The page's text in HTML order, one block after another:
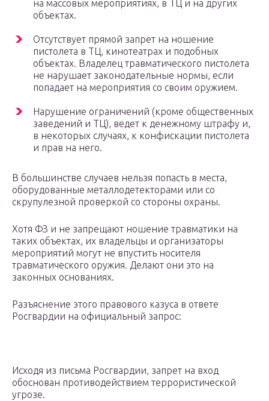
на массовых мероприятиях, в ТЦ и на других
объектах.
Отсутствует прямой запрет на ношение
пистолета в ТЦ, кинотеатрах и подобных
объектах. Владелец травматического пистолета
не нарушает законодательные нормы, если
попадает на мероприятия со своим оружием.
Нарушение ограничений (кроме общественных
заведений и ТЦ), ведет к денежному штрафу и,
в некоторых случаях, к конфискации пистолета
и прав на него.
В большинстве случаев нельзя попасть в места,
оборудованные металлодетекторами или со
скрупулезной проверкой со стороны охраны.
Хотя ФЗ и не запрещают ношение травматики на
таких объектах, их владельцы и организаторы
мероприятий могут не впустить носителя
травматического оружия. Делают они это на
законных основаниях.
Разъяснение этого правового казуса в ответе
Росгвардии на официальный запрос:
Исходя из письма Росгвардии, запрет на вход
обоснован противодействием террористической
угрозе.